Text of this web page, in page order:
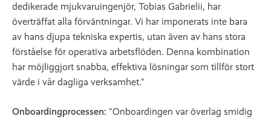
dedikerade mjukvaruingenjör, Tobias Gabrielii, har
överträffat alla förväntningar. Vi har imponerats inte bara
av hans djupa tekniska expertis, utan även av hans stora
förståelse för operativa arbetsflöden. Denna kombination
har möjliggjort snabba, effektiva lösningar som tillför stort
värde i vår dagliga verksamhet."
Onboardingprocessen: "Onboardingen var överlag smidig